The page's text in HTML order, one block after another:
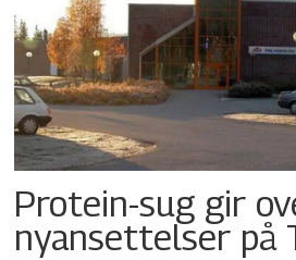
Protein-sug gir
nyansettelser på